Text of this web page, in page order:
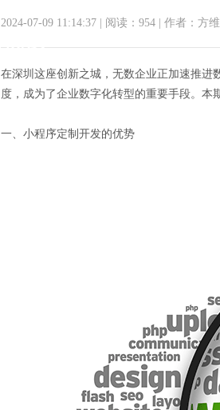
2024-07-09 11:14:37 阅读：954 作者：方
在深圳这座创新之城，无数企业正加速推进
度，成为了企业数字化转型的重要手段。本
一、小程序定制开发的优势